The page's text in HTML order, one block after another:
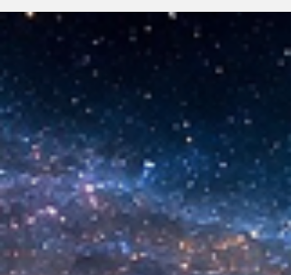
la existencia?... “SpudCell”, una célula
sintética desarrollada en laboratorio abre
nueva era científica que desafía nuestras
ideas sobre la creación... ¿Podemos crear
biológica? Durante siglos creímos que la
mayor aspiración de la inteligencia humana
consistía en comprender la vida. Hoy
comienza a aparecer una posibilidad todavía
más desconcer